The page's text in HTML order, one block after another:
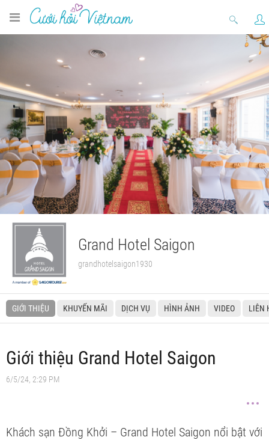
Grand Hotel Saigon
grandhotelsaigon1930
GIỚI THIỆU KHUYẾN MÃI DỊCH VỤ HÌNH ẢNH VIDEO LIÊN
Giới thiệu Grand Hotel Saigon
6/5/24, 2:29 PM
Khách sạn Đồng Khởi – Grand Hotel Saigon nổi bật với